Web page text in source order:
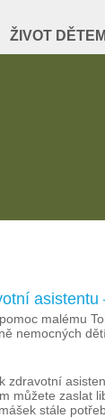
asistentu
malému
nemocných
zdravotní
můžete zaslat
stále